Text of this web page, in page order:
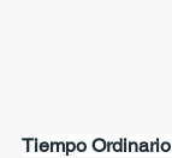
Tiempo Ordinario